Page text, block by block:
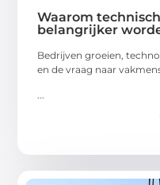
Waarom
belangrijker
Bedrijven groeien,
en de vraag naar
...